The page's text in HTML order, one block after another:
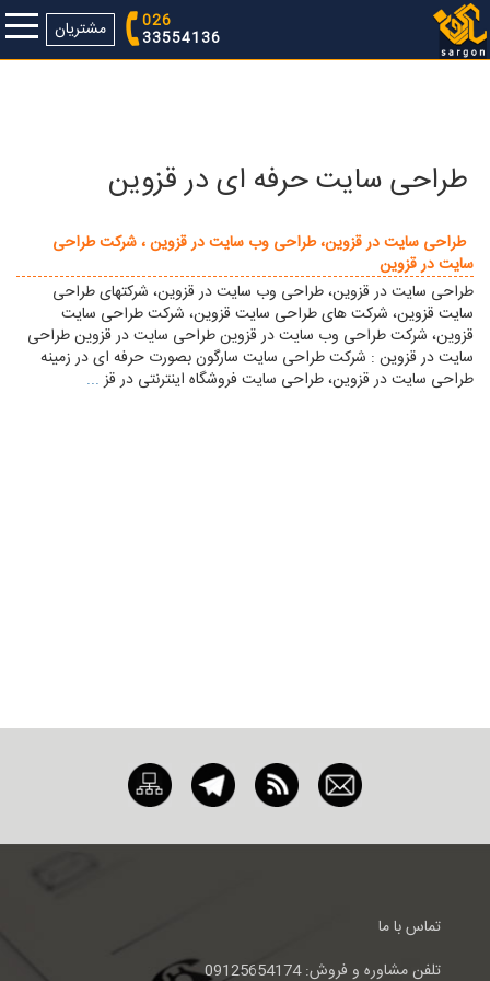
مشتریان 026
33554136
طراحی سایت حرفه ای در قزوین
طراحی سایت در قزوین، طراحی وب سایت در قزوین ، شرکت طراحی
سایت در قزوین
طراحی سایت در قزوين، طراحی وب سایت در قزوين، شرکتهای طراحی
سایت قزوين، شرکت های طراحی سایت قزوين، شرکت طراحی سایت
قزوين، شرکت طراحی وب سایت در قزوين طراحی سايت در قزوين طراحی
سایت در قزوین : شرکت طراحی سایت سارگون بصورت حرفه ای در زمینه
طراحی سایت در قزوین، طراحی سایت فروشگاه اینترنتی در قز...
تماس با ما
تلفن مشاوره و فروش: 09125654174